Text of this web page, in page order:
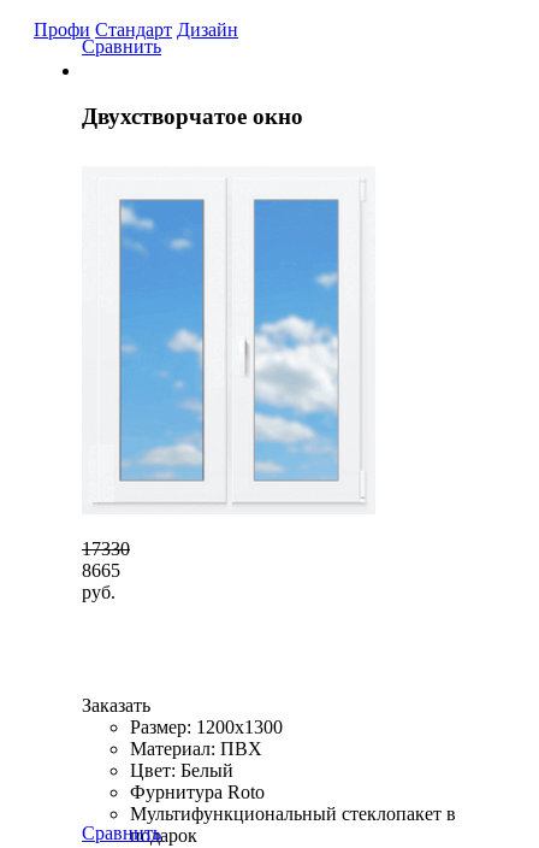
Профи Стандарт Дизайн
Сравнить
Двухстворчатое окно
17330
8665
руб.
Заказать
Размер: 1200x1300
Материал: ПВХ
Цвет: Белый
Фурнитура Roto
Мультифункциональный стеклопакет в
подарок
Сравнить